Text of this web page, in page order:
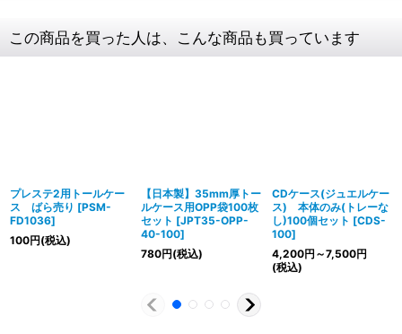
この商品を買った人は、こんな商品も買っています
プレステ2用トールケー
ス ばら売り [PSM-
FD1036]
100円(税込)
【日本製】35mm厚トー
ルケース用OPP袋100枚
セット [JPT35-OPP-
40-100]
780円(税込)
CDケース(ジュエルケー
ス) 本体のみ(トレーな
し)100個セット [CDS-
100]
4,200円 ～7,500円
(税込)